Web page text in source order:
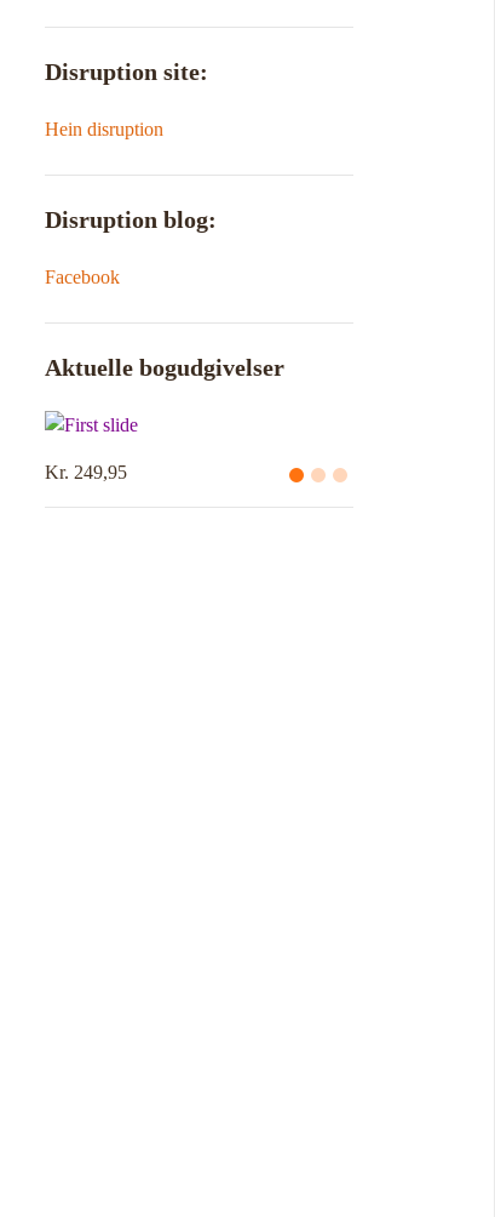
Disruption site:
Hein disruption
Disruption blog:
Facebook
Aktuelle bogudgivelser
Kr. 249,95